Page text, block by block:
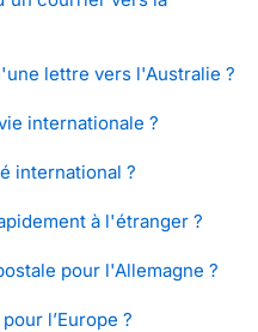
lettre vers l'Australie ?
internationale ?
international ?
à l'étranger ?
pour l'Allemagne ?
l’Europe ?